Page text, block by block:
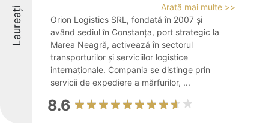
Laureați
Arată mai multe >>
Orion Logistics SRL, fondată în 2007 și
având sediul în Constanța, port strategic la
Marea Neagră, activează în sectorul
transporturilor și serviciilor logistice
internaționale. Compania se distinge prin
servicii de expediere a mărfurilor, ...
8.6